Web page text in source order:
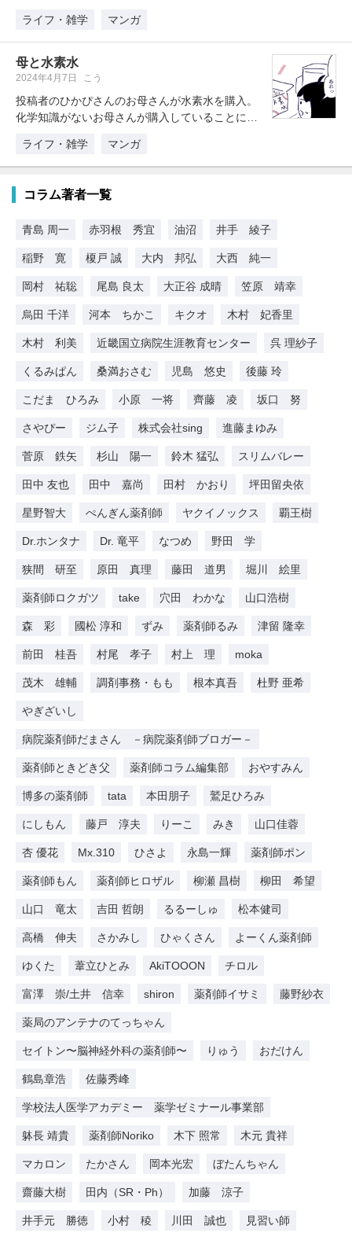
ライフ・雑学
マンガ
母と水素水
2024年4月7日 こう
投稿者のひかぴさんのお母さんが水素水を購入。
化学知識がないお母さんが購入していることに、
ライフ・雑学
マンガ
コラム著者一覧
青島 周一 赤羽根 秀宜 油沼 井手 綾子
稲野 寛 榎戸 誠 大内 邦弘 大西 純一
岡村 祐聡 尾島 良太 大正谷 成晴 笠原 靖幸
烏田 千洋 河本 ちかこ キクオ 木村 妃香里
木村 利美 近畿国立病院生涯教育センター 呉 理紗子
くるみぱん 桑満おさむ 児島 悠史 後藤 玲
こだま ひろみ 小原 一将 齊藤 凌 坂口 努
さやぴー ジム子 株式会社sing 進藤まゆみ
菅原 鉄矢 杉山 陽一 鈴木 猛弘 スリムバレー
田中 友也 田中 嘉尚 田村 かおり 坪田留央依
星野智大 ぺんぎん薬剤師 ヤクイノックス 覇王樹
Dr.ホンタナ Dr. 竜平 なつめ 野田 学
狭間 研至 原田 真理 藤田 道男 堀川 絵里
薬剤師ロクガツ take 穴田 わかな 山口浩樹
森 彩 國松 淳和 ずみ 薬剤師るみ 津留 隆幸
前田 桂吾 村尾 孝子 村上 理 moka
茂木 雄輔 調剤事務・もも 根本真吾 杜野 亜希
やぎざいし
病院薬剤師だまさん －病院薬剤師ブロガー－
薬剤師ときどき父 薬剤師コラム編集部 おやすみん
博多の薬剤師 tata 本田朋子 鷲足ひろみ
にしもん 藤戸 淳夫 りーこ みき 山口佳蓉
杏 優花 Mx.310 ひさよ 永島一輝 薬剤師ポン
薬剤師もん 薬剤師ヒロザル 柳瀬 昌樹 柳田 希望
山口 竜太 吉田 哲朗 るるーしゅ 松本健司
高橋 伸夫 さかみし ひゃくさん よーくん薬剤師
ゆくた 葦立ひとみ AkiTOOON チロル
富澤 崇/土井 信幸 shiron 薬剤師イサミ 藤野紗衣
薬局のアンテナのてっちゃん
セイトン〜脳神経外科の薬剤師〜 りゅう おだけん
鶴島章浩 佐藤秀峰
学校法人医学アカデミー 薬学ゼミナール事業部
躰長 靖貴 薬剤師Noriko 木下 照常 木元 貴祥
マカロン たかさん 岡本光宏 ぼたんちゃん
齋藤大樹 田内（SR・Ph） 加藤 涼子
井手元 勝徳 小村 稜 川田 誠也 見習い師